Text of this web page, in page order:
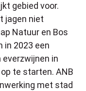
gebied voor.
jagen niet
Natuur en Bos
in 2023 een
everzwijnen in
te starten. ANB
met stad